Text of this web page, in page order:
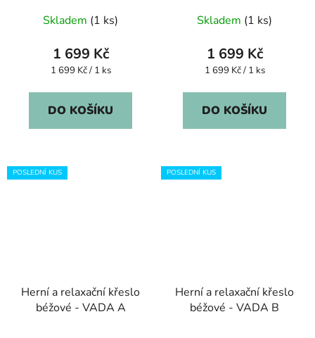
hodnocení
produktu
je
z
Skladem (1 ks)
1 699 Kč
Měrná
1 699 Kč / 1 ks
DO KOŠÍKU
hodnocení
produktu
je
z
Skladem (1 ks)
1 699 Kč
Měrná
1 699 Kč / 1 ks
DO KOŠÍKU
POSLEDNÍ KUS
Herní a relaxační křeslo
béžové - VADA A
POSLEDNÍ KUS
Herní a relaxační křeslo
béžové - VADA B